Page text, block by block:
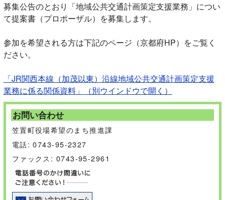
募集公告のとおり「地域公共交通計画策定支援業務」につい
て提案書（プロポーザル）を募集します。
参加を希望される方は下記のページ（京都府HP）をご覧く
ださい。
「JR関西本線（加茂以東）沿線地域公共交通計画策定支援
業務に係る関係資料」
（別ウインドウで開く）
お問い合わせ
笠置町役場希望のまち推進課
電話: 0743-95-2327
ファックス: 0743-95-2961